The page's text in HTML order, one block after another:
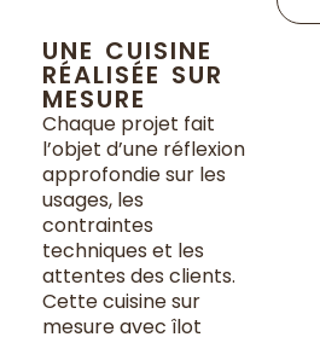
UNE CUISINE
RÉALISÉE SUR
MESURE
Chaque projet fait
l’objet d’une réflexion
approfondie sur les
usages, les
contraintes
techniques et les
attentes des clients.
Cette cuisine sur
mesure avec îlot